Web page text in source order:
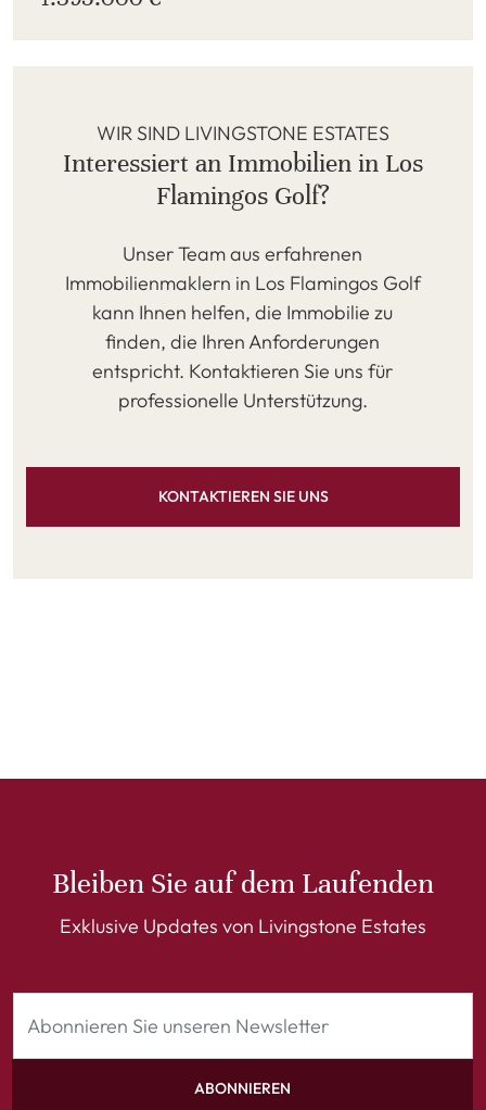
WIR SIND LIVINGSTONE ESTATES
Interessiert an Immobilien in Los
Flamingos Golf?
Unser Team aus erfahrenen
Immobilienmaklern in Los Flamingos Golf
kann Ihnen helfen, die Immobilie zu
finden, die Ihren Anforderungen
entspricht. Kontaktieren Sie uns für
professionelle Unterstützung.
KONTAKTIEREN SIE UNS
Bleiben Sie auf dem Laufenden
Exklusive Updates von Livingstone Estates
ABONNIEREN